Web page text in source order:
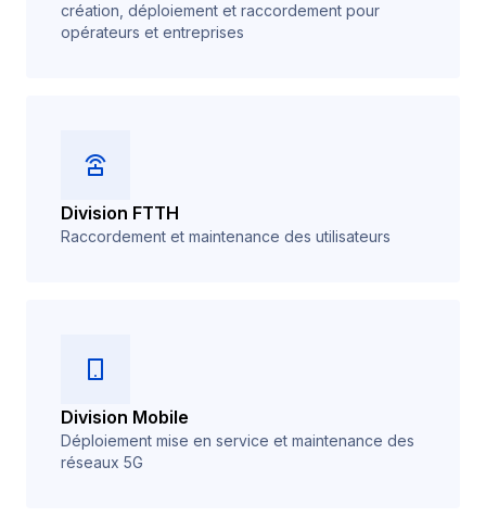
création, déploiement et raccordement pour
opérateurs et entreprises
Division FTTH
Raccordement et maintenance des utilisateurs
Division Mobile
Déploiement mise en service et maintenance des
réseaux 5G